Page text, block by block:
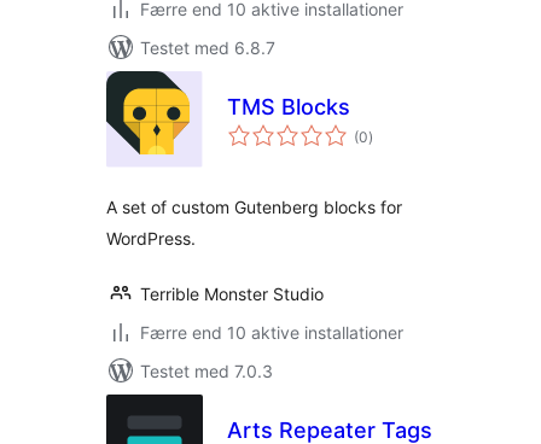
Færre end 10 aktive installationer
Testet med 6.8.7
TMS Blocks
(0totale
bedømmelser
)
A set of custom Gutenberg blocks for
WordPress.
Terrible Monster Studio
Færre end 10 aktive installationer
Testet med 7.0.3
Arts Repeater Tags